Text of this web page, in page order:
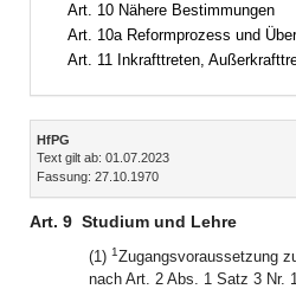
Art. 10 Nähere Bestimmungen
Art. 10a Reformprozess und
Art. 11 Inkrafttreten,
Inhalt
HfPG
Text gilt ab: 01.07.2023
Fassung: 27.10.1970
Art. 9 Studium und Lehre
(1) 1Zugangsvoraussetzung
nach Art. 2 Abs. 1 Satz 3 Nr.